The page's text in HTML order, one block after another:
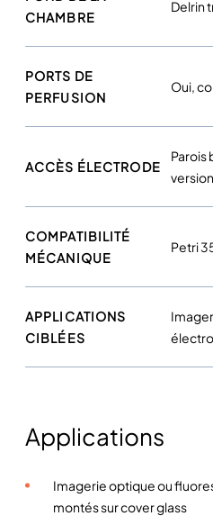
S
e
n
f
c
CHAMBRE
Delrin
PORTS DE
PERFUSION
Oui,
ACCÈS ÉLECTRODE
Parois
version
COMPATIBILITÉ
MÉCANIQUE
Petri
APPLICATIONS
CIBLÉES
Applications
Imagerie optique ou
montés sur cover glass